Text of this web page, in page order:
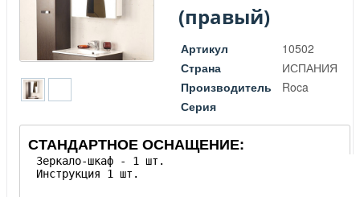
(правый)
Артикул
10502
Страна
ИСПАНИЯ
Производитель
Roca
Серия
СТАНДАРТНОЕ ОСНАЩЕНИЕ: